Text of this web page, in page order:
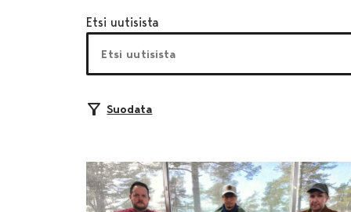
Etsi uutisista
Suodata